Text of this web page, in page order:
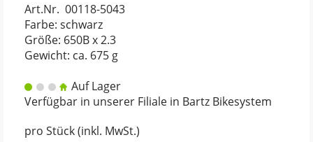
Art.Nr. 00118-5043
Farbe: schwarz
Größe: 650B x 2.3
Gewicht: ca. 675 g
Auf Lager
Verfügbar in unserer Filiale in Bartz Bikesystem
pro Stück (inkl. MwSt.)